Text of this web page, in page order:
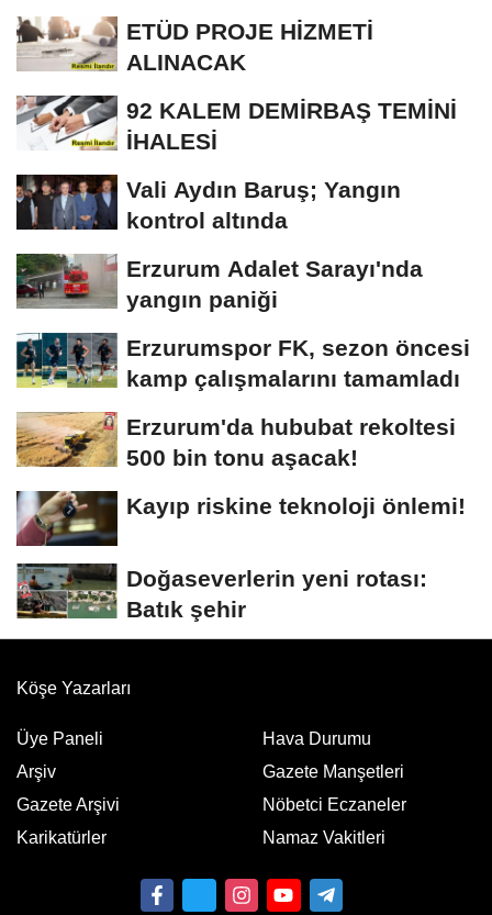
KÜTÜPHANESİ BAKIM VE
ONARIM...
ETÜD PROJE HİZMETİ
ALINACAK
92 KALEM DEMİRBAŞ TEMİNİ
İHALESİ
Vali Aydın Baruş; Yangın
kontrol altında
Erzurum Adalet Sarayı'nda
yangın paniği
Erzurumspor FK, sezon öncesi
kamp çalışmalarını tamamladı
Erzurum'da hububat rekoltesi
500 bin tonu aşacak!
Kayıp riskine teknoloji önlemi!
Doğaseverlerin yeni rotası:
Batık şehir
Köşe Yazarları
Üye Paneli
Arşiv
Gazete Arşivi
Karikatürler
Hava Durumu
Gazete Manşetleri
Nöbetci Eczaneler
Namaz Vakitleri